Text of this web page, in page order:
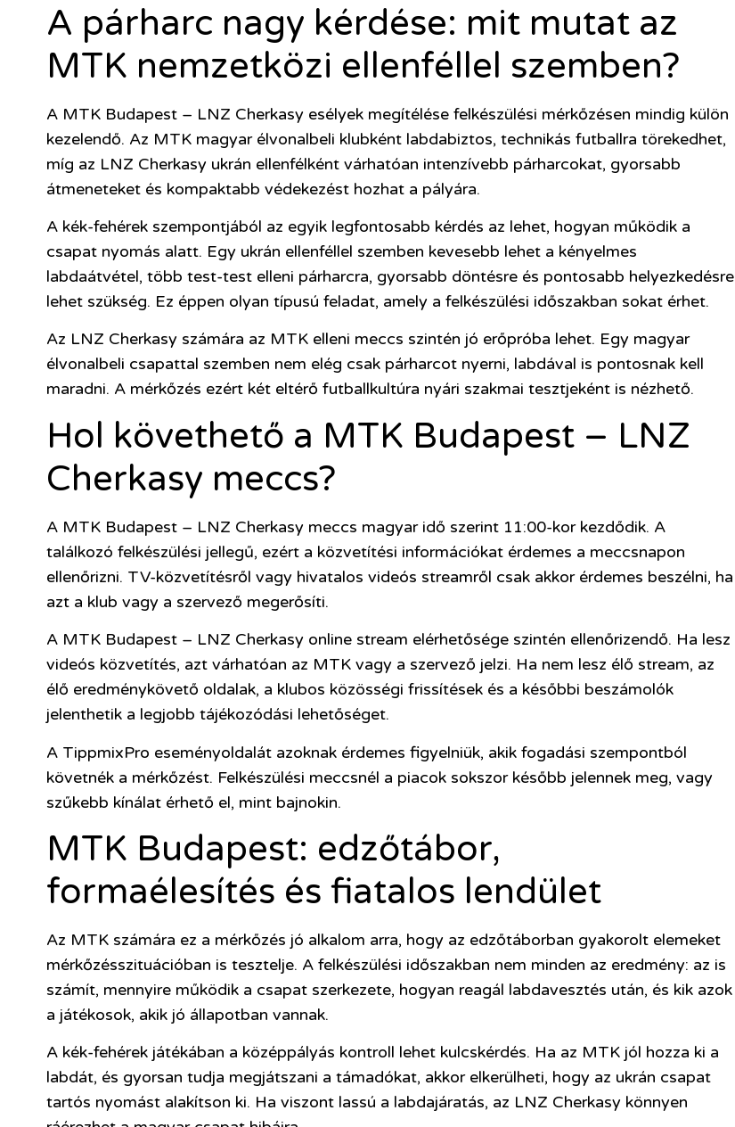
A párharc nagy kérdése: mit mutat az
MTK nemzetközi ellenféllel szemben?
A MTK Budapest – LNZ Cherkasy esélyek megítélése felkészülési mérkőzésen mindig külön
kezelendő. Az MTK magyar élvonalbeli klubként labdabiztos, technikás futballra törekedhet,
míg az LNZ Cherkasy ukrán ellenfélként várhatóan intenzívebb párharcokat, gyorsabb
átmeneteket és kompaktabb védekezést hozhat a pályára.
A kék-fehérek szempontjából az egyik legfontosabb kérdés az lehet, hogyan működik a
csapat nyomás alatt. Egy ukrán ellenféllel szemben kevesebb lehet a kényelmes
labdaátvétel, több test-test elleni párharcra, gyorsabb döntésre és pontosabb helyezkedésre
lehet szükség. Ez éppen olyan típusú feladat, amely a felkészülési időszakban sokat érhet.
Az LNZ Cherkasy számára az MTK elleni meccs szintén jó erőpróba lehet. Egy magyar
élvonalbeli csapattal szemben nem elég csak párharcot nyerni, labdával is pontosnak kell
maradni. A mérkőzés ezért két eltérő futballkultúra nyári szakmai tesztjeként is nézhető.
Hol követhető a MTK Budapest – LNZ
Cherkasy meccs?
A MTK Budapest – LNZ Cherkasy meccs magyar idő szerint 11:00-kor kezdődik. A
találkozó felkészülési jellegű, ezért a közvetítési információkat érdemes a meccsnapon
ellenőrizni. TV-közvetítésről vagy hivatalos videós streamről csak akkor érdemes beszélni, ha
azt a klub vagy a szervező megerősíti.
A MTK Budapest – LNZ Cherkasy online stream elérhetősége szintén ellenőrizendő. Ha lesz
videós közvetítés, azt várhatóan az MTK vagy a szervező jelzi. Ha nem lesz élő stream, az
élő eredménykövető oldalak, a klubos közösségi frissítések és a későbbi beszámolók
jelenthetik a legjobb tájékozódási lehetőséget.
A TippmixPro eseményoldalát azoknak érdemes figyelniük, akik fogadási szempontból
követnék a mérkőzést. Felkészülési meccsnél a piacok sokszor később jelennek meg, vagy
szűkebb kínálat érhető el, mint bajnokin.
MTK Budapest: edzőtábor,
formaélesítés és fiatalos lendület
Az MTK számára ez a mérkőzés jó alkalom arra, hogy az edzőtáborban gyakorolt elemeket
mérkőzésszituációban is tesztelje. A felkészülési időszakban nem minden az eredmény: az is
számít, mennyire működik a csapat szerkezete, hogyan reagál labdavesztés után, és kik azok
a játékosok, akik jó állapotban vannak.
A kék-fehérek játékában a középpályás kontroll lehet kulcskérdés. Ha az MTK jól hozza ki a
labdát, és gyorsan tudja megjátszani a támadókat, akkor elkerülheti, hogy az ukrán csapat
tartós nyomást alakítson ki. Ha viszont lassú a labdajáratás, az LNZ Cherkasy könnyen